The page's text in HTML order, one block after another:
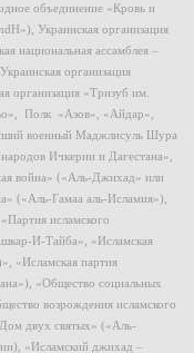
объединение «Кровь и
Украинская организация
национальная ассамблея –
организация
организация «Тризуб им.
Полк «Азов», «Айдар»,
военный Маджлисуль Шура
Ичкерии и Дагестана»,
война» («Аль-Джихад» или
(«Аль-Гамаа аль-Исламия»),
исламского
И-Тайба», «Исламская
«Исламская партия
«Общество социальных
возрождения исламского
двух святых» («Аль-
«Исламский джихад –